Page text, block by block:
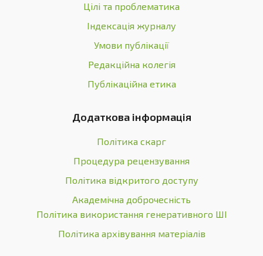
Цілі та проблематика
Індексація журналу
Умови публікації
Редакційна колегія
Публікаційна етика
Додаткова інформація
Політика скарг
Процедура рецензування
Політика відкритого доступу
Академічна доброчесність
Політика використання генеративного ШІ
Політика архівування матеріалів